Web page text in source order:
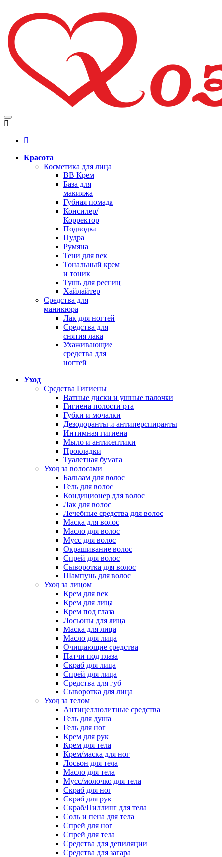
Красота
Косметика для лица
BB Крем
База для
макияжа
Губная помада
Консилер/
Корректор
Подводка
Пудра
Румяна
Тени для век
Тональный крем
и тоник
Тушь для ресниц
Хайлайтер
Средства для
маникюра
Лак для ногтей
Средства для
снятия лака
Ухаживающие
средства для
ногтей
Уход
Средства Гигиены
Ватные диски и ушные палочки
Гигиена полости рта
Губки и мочалки
Дезодоранты и антиперспиранты
Интимная гигиена
Мыло и антисептики
Прокладки
Туалетная бумага
Уход за волосами
Бальзам для волос
Гель для волос
Кондиционер для волос
Лак для волос
Лечебные средства для волос
Маска для волос
Масло для волос
Мусс для волос
Окрашивание волос
Спрей для волос
Сыворотка для волос
Шампунь для волос
Уход за лицом
Крем для век
Крем для лица
Крем под глаза
Лосьоны для лица
Маска для лица
Масло для лица
Очищающие средства
Патчи под глаза
Скраб для лица
Спрей для лица
Средства для губ
Сыворотка для лица
Уход за телом
Антицеллюлитные средства
Гель для душа
Гель для ног
Крем для рук
Крем для тела
Крем/маска для ног
Лосьон для тела
Масло для тела
Мусс/молочко для тела
Скраб для ног
Скраб для рук
Скраб/Пиллинг для тела
Соль и пена для тела
Спрей для ног
Спрей для тела
Средства для депиляции
Средства для загара